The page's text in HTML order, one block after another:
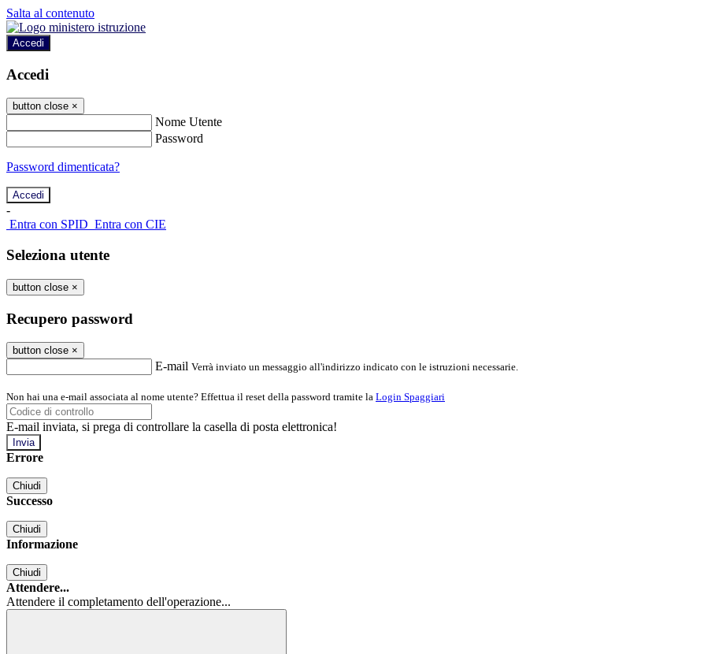
Salta al contenuto
Accedi
Accedi
button close ×
Nome Utente
Password
Password dimenticata?
-
Entra con SPID Entra con CIE
Seleziona utente
button close ×
Recupero password
button close ×
E-mail Verrà inviato un messaggio all'indirizzo indicato con le istruzioni necessarie.
Non hai una e-mail associata al nome utente? Effettua il reset della password tramite la Login Spaggiari
E-mail inviata, si prega di controllare la casella di posta elettronica!
Errore
Chiudi
Successo
Chiudi
Informazione
Chiudi
Attendere...
Attendere il completamento dell'operazione...